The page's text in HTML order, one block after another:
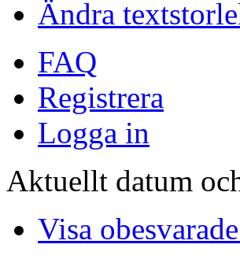
Ändra
FAQ
Registrera
Logga in
Aktuellt datum
Visa